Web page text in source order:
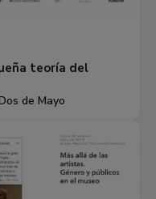
teoría del
de Mayo